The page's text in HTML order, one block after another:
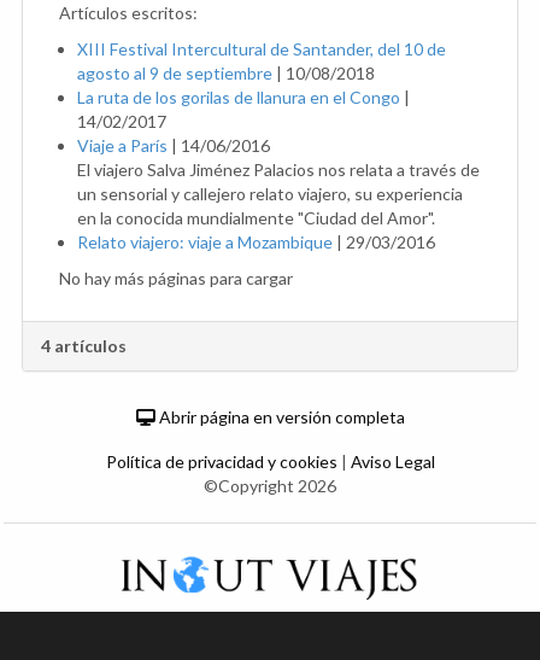
Artículos escritos:
XIII Festival Intercultural de Santander, del 10 de
agosto al 9 de septiembre | 10/08/2018
La ruta de los gorilas de llanura en el Congo |
14/02/2017
Viaje a París | 14/06/2016
El viajero Salva Jiménez Palacios nos relata a través de
un sensorial y callejero relato viajero, su experiencia
en la conocida mundialmente "Ciudad del Amor".
Relato viajero: viaje a Mozambique | 29/03/2016
No hay más páginas para cargar
4 artículos
Abrir página en versión completa
Política de privacidad y cookies | Aviso Legal
©Copyright 2026